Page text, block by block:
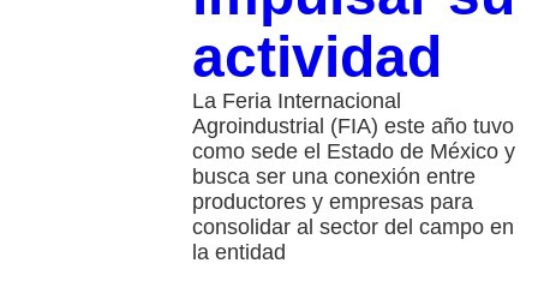
actividad
La Feria Internacional
Agroindustrial (FIA) este año tuvo
como sede el Estado de México y
busca ser una conexión entre
productores y empresas para
consolidar al sector del campo en
la entidad